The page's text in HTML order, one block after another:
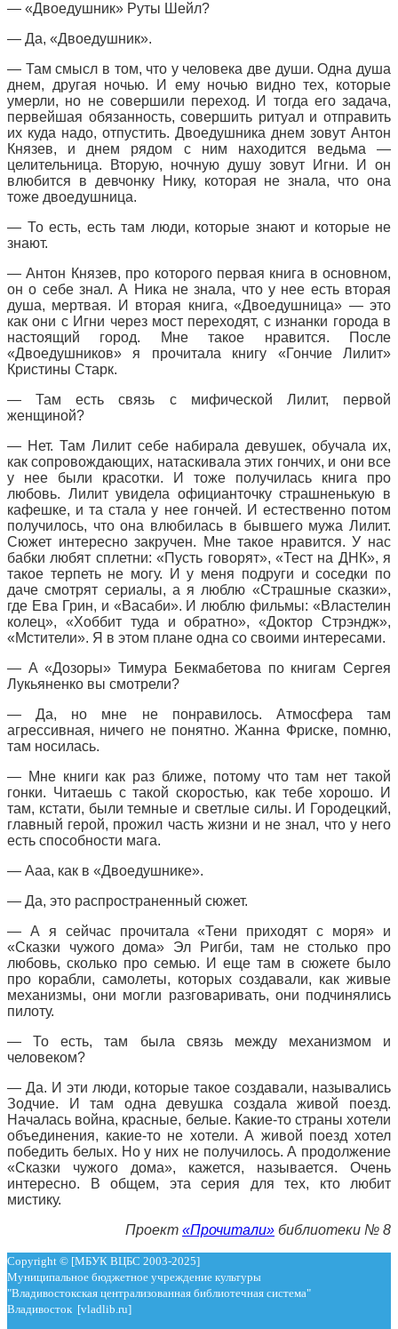
— «Двоедушник» Руты Шейл?
— Да, «Двоедушник».
— Там смысл в том, что у человека две души. Одна душа
днем, другая ночью. И ему ночью видно тех, которые
умерли, но не совершили переход. И тогда его задача,
первейшая обязанность, совершить ритуал и отправить
их куда надо, отпустить. Двоедушника днем зовут Антон
Князев, и днем рядом с ним находится ведьма —
целительница. Вторую, ночную душу зовут Игни. И он
влюбится в девчонку Нику, которая не знала, что она
тоже двоедушница.
— То есть, есть там люди, которые знают и которые не
знают.
— Антон Князев, про которого первая книга в основном,
он о себе знал. А Ника не знала, что у нее есть вторая
душа, мертвая. И вторая книга, «Двоедушница» — это
как они с Игни через мост переходят, с изнанки города в
настоящий город. Мне такое нравится. После
«Двоедушников» я прочитала книгу «Гончие Лилит»
Кристины Старк.
— Там есть связь с мифической Лилит, первой
женщиной?
— Нет. Там Лилит себе набирала девушек, обучала их,
как сопровождающих, натаскивала этих гончих, и они все
у нее были красотки. И тоже получилась книга про
любовь. Лилит увидела официанточку страшненькую в
кафешке, и та стала у нее гончей. И естественно потом
получилось, что она влюбилась в бывшего мужа Лилит.
Сюжет интересно закручен. Мне такое нравится. У нас
бабки любят сплетни: «Пусть говорят», «Тест на ДНК», я
такое терпеть не могу. И у меня подруги и соседки по
даче смотрят сериалы, а я люблю «Страшные сказки»,
где Ева Грин, и «Васаби». И люблю фильмы: «Властелин
колец», «Хоббит туда и обратно», «Доктор Стрэндж»,
«Мстители». Я в этом плане одна со своими интересами.
— А «Дозоры» Тимура Бекмабетова по книгам Сергея
Лукьяненко вы смотрели?
— Да, но мне не понравилось. Атмосфера там
агрессивная, ничего не понятно. Жанна Фриске, помню,
там носилась.
— Мне книги как раз ближе, потому что там нет такой
гонки. Читаешь с такой скоростью, как тебе хорошо. И
там, кстати, были темные и светлые силы. И Городецкий,
главный герой, прожил часть жизни и не знал, что у него
есть способности мага.
— Ааа, как в «Двоедушнике».
— Да, это распространенный сюжет.
— А я сейчас прочитала «Тени приходят с моря» и
«Сказки чужого дома» Эл Ригби, там не столько про
любовь, сколько про семью. И еще там в сюжете было
про корабли, самолеты, которых создавали, как живые
механизмы, они могли разговаривать, они подчинялись
пилоту.
— То есть, там была связь между механизмом и
человеком?
— Да. И эти люди, которые такое создавали, назывались
Зодчие. И там одна девушка создала живой поезд.
Началась война, красные, белые. Какие-то страны хотели
объединения, какие-то не хотели. А живой поезд хотел
победить белых. Но у них не получилось. А продолжение
«Сказки чужого дома», кажется, называется. Очень
интересно. В общем, эта серия для тех, кто любит
мистику.
Проект «Прочитали» библиотеки № 8
Copyright © [МБУК ВЦБС 2003-2025]
Муниципальное бюджетное учреждение культуры
"Владивостокская централизованная библиотечная система"
Владивосток [vladlib.ru]